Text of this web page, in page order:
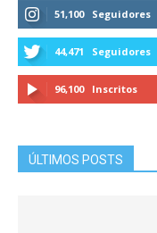
51,100 Seguidores
44,471 Seguidores
96,100 Inscritos
ÚLTIMOS POSTS